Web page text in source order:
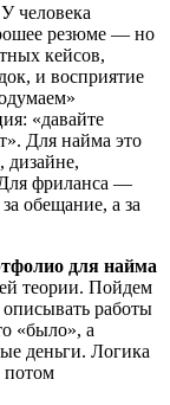
человека
резюме — но
кейсов,
и восприятие
«давайте
Для найма это
дизайне,
Для фриланса —
обещание, а за
для найма
теории. Пойдем
описывать работы
«было», а
деньги. Логика
потом